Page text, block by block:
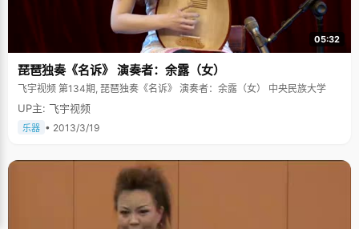
05:32
琵琶独奏《名诉》 演奏者：余露（女）
飞宇视频 第134期, 琵琶独奏《名诉》 演奏者：余露（女） 中央民族大学
UP主: 飞宇视频
乐器 • 2013/3/19